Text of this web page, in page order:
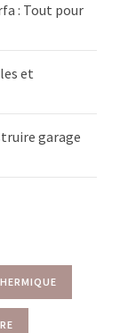
: Tout pour
et
garage